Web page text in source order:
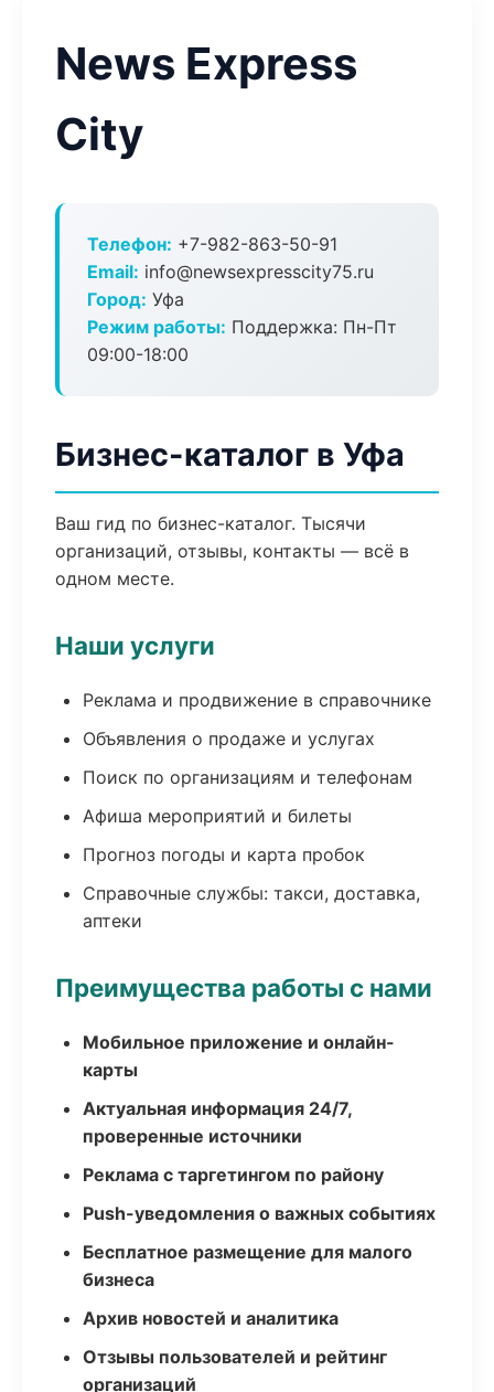
News Express
City
Телефон: +7-982-863-50-91
Email: info@newsexpresscity75.ru
Город: Уфа
Режим работы: Поддержка: Пн-Пт
09:00-18:00
Бизнес-каталог в Уфа
Ваш гид по бизнес-каталог. Тысячи
организаций, отзывы, контакты — всё в
одном месте.
Наши услуги
Реклама и продвижение в справочнике
Объявления о продаже и услугах
Поиск по организациям и телефонам
Афиша мероприятий и билеты
Прогноз погоды и карта пробок
Справочные службы: такси, доставка,
аптеки
Преимущества работы с нами
Мобильное приложение и онлайн-
карты
Актуальная информация 24/7,
проверенные источники
Реклама с таргетингом по району
Push-уведомления о важных событиях
Бесплатное размещение для малого
бизнеса
Архив новостей и аналитика
Отзывы пользователей и рейтинг
организаций